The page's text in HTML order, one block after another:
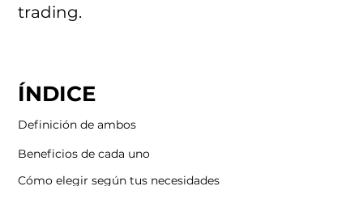
ÍNDICE
Definición de ambos
Beneficios de cada uno
Cómo elegir según tus necesidades
trading.